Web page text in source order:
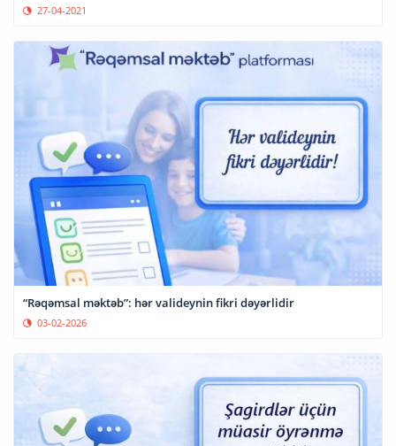
27-04-2021
“Rəqəmsal məktəb”: hər valideynin fikri dəyərlidir
03-02-2026